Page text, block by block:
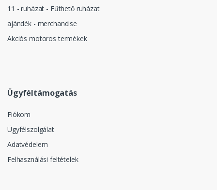
11 - ruházat - Fűthető ruházat
ajándék - merchandise
Akciós motoros termékek
Ügyféltámogatás
Fiókom
Ügyfélszolgálat
Adatvédelem
Felhasználási feltételek